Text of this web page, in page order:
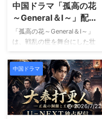
感で多くの見る方を魅了しま
した。 本作の魅力は、単なる
人の女性が過酷な運命に立ち
向かいながら成長していく姿
宮廷内では愛情、嫉妬、陰
謀、裏切りが複雑に絡み合
い、次々と起こる事件が物語
を大きく動かしていきます。
また、中国 ...
中国ドラマ「孤高の花
～General＆I～」配信
どこでみれる？
「孤高の花～General＆I～」
は、戦乱の世を舞台にした壮
大なラブロマンス時代劇で
す。 敵対する国に生きる最強
の武将と天才軍師が運命的に
出会い、立場や宿命を超えて
愛し合う姿を描いています。
主演は日本でも高い人気を誇
るウォレス チョンと、アジア
中国ドラマ
2026/7/22